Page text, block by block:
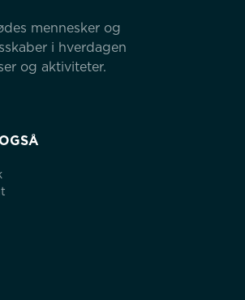
mennesker og
i hverdagen
og aktiviteter.